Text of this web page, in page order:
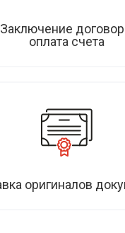
Заключение
оплата счета
оригиналов